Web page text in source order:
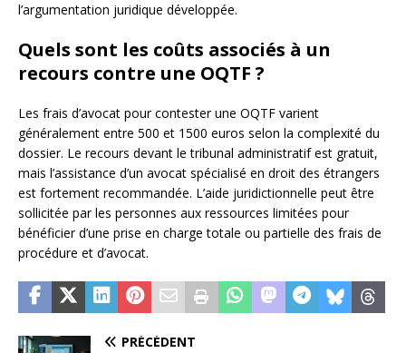
l’argumentation juridique développée.
Quels sont les coûts associés à un
recours contre une OQTF ?
Les frais d’avocat pour contester une OQTF varient
généralement entre 500 et 1500 euros selon la complexité du
dossier. Le recours devant le tribunal administratif est gratuit,
mais l’assistance d’un avocat spécialisé en droit des étrangers
est fortement recommandée. L’aide juridictionnelle peut être
sollicitée par les personnes aux ressources limitées pour
bénéficier d’une prise en charge totale ou partielle des frais de
procédure et d’avocat.
PRÉCÉDENT